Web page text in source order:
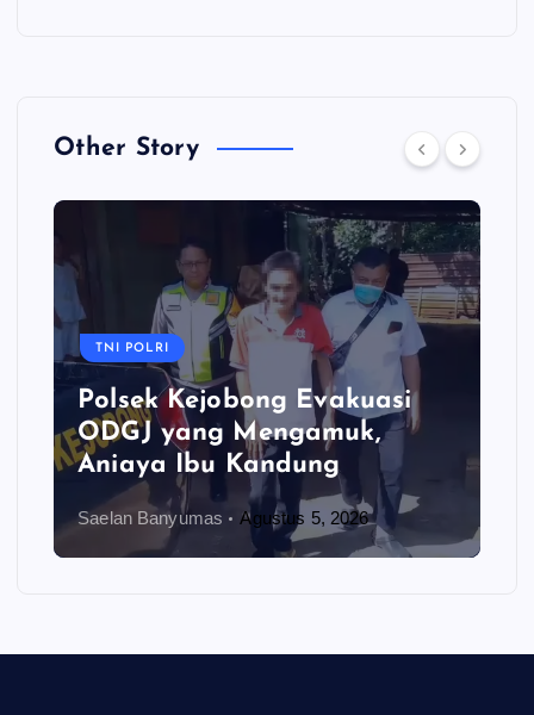
Other Story
TNI POLRI
Polsek Kejobong Evakuasi
ODGJ yang Mengamuk,
Aniaya Ibu Kandung
Saelan Banyumas Agustus 5, 2026